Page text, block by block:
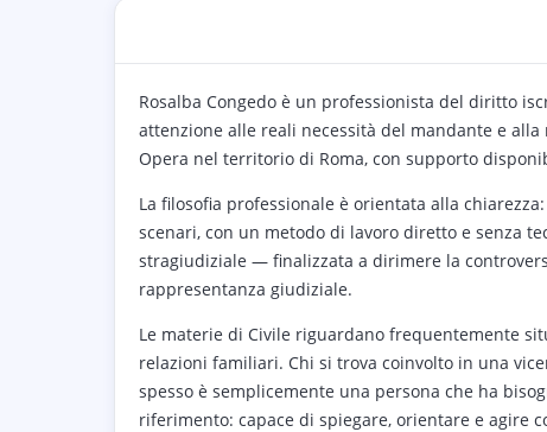
Rosalba Congedo è un professionista del diritto
attenzione alle reali necessità del mandante e
Opera nel territorio di Roma, con supporto
La filosofia professionale è orientata alla
scenari, con un metodo di lavoro diretto e senza
stragiudiziale — finalizzata a dirimere la
rappresentanza giudiziale.
Le materie di Civile riguardano frequentemente
relazioni familiari. Chi si trova coinvolto in una
spesso è semplicemente una persona che ha
riferimento: capace di spiegare, orientare e agire